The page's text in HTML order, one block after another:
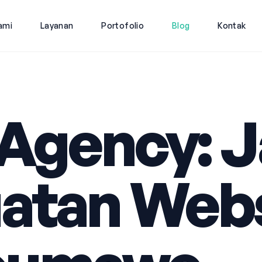
Layanan Portofolio Blog Kontak